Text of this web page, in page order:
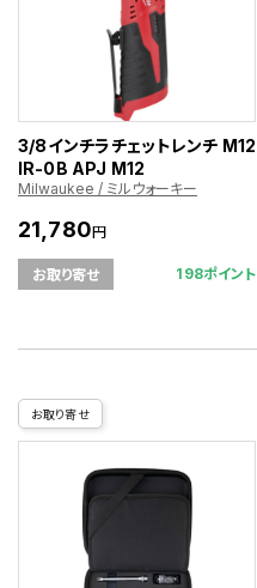
3/8インチラチェットレンチ M12
IR-0B APJ M12
Milwaukee / ミルウォーキー
21,780円
お取り寄せ 198ポイント
お取り寄せ